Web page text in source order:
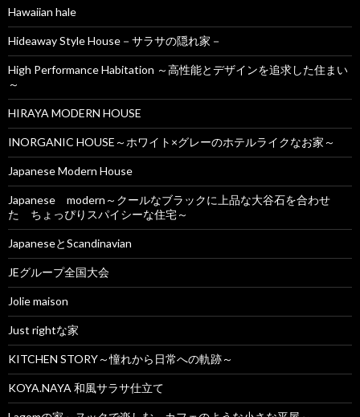
Hawaiian hale
Hideaway Style House－サラサの隠れ家－
High Performance Habitation ～高性能とデザインを追求した住まい
～
HIRAYA MODERN HOUSE
INORGANIC HOUSE～ホワイト×グレーのホテルライクなお家～
Japanese Modern House
Japanese modern～クールなブラックに上品な大谷石を合わせ
た ちょっぴりスパイシーな住宅～
JapaneseとScandinavian
JEグループ全国大会
Jolie maison
Just rightな家
KITCHEN STORY～憧れから日常への軌跡～
KOYA.NAYA 和風サラサ仕立て